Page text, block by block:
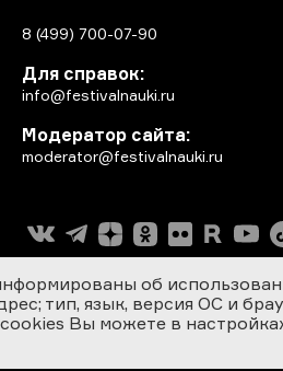
8 (499) 700-07-90
Для справок:
info@festivalnauki.ru
Модератор сайта:
moderator@festivalnauki.ru
об
тип, язык, версия ОС и
Вы можете в